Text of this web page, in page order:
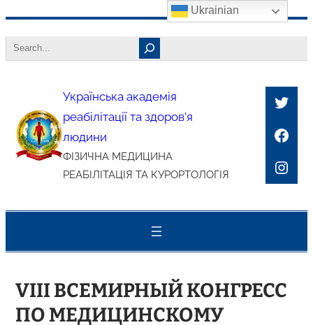
до
Search
Українська академія
реабілітації та здоров'я
людини
ФІЗИЧНА МЕДИЦИНА
РЕАБІЛІТАЦІЯ ТА КУРОРТОЛОГІЯ
VIII ВСЕМИРНЫЙ КОНГРЕСС
ПО МЕДИЦИНСКОМУ
Ukrainian